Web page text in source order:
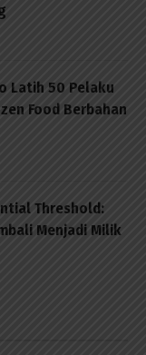
Latih 50 Pelaku
Food Berbahan
Threshold:
Menjadi Milik